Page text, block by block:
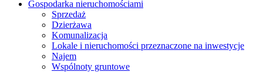
Gospodarka nieruchomościami
Sprzedaż
Dzierżawa
Komunalizacja
Lokale i nieruchomości przeznaczone na inwestycje
Najem
Wspólnoty gruntowe